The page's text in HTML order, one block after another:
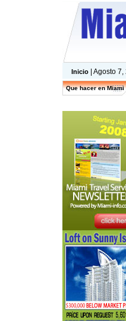
Inicio | Agosto 7,
Que hacer en Miami